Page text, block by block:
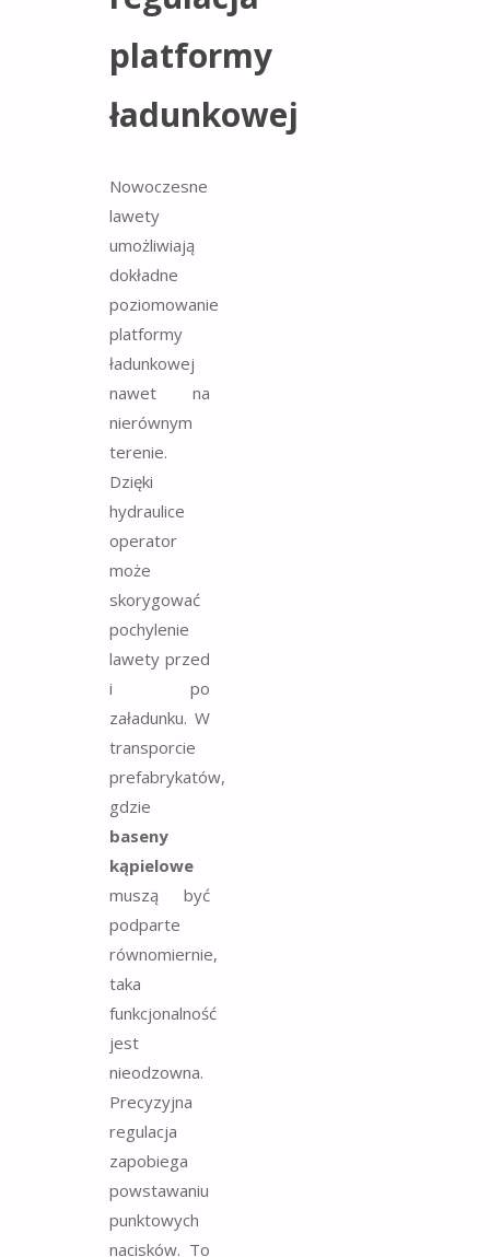
platformy
ładunkowej
Nowoczesne
lawety
umożliwiają
dokładne
poziomowanie
platformy
ładunkowej
nawet na
nierównym
terenie.
Dzięki
hydraulice
operator
może
skorygować
pochylenie
lawety przed
i po
załadunku. W
transporcie
prefabrykatów,
gdzie
baseny
kąpielowe
muszą być
podparte
równomiernie,
taka
funkcjonalność
jest
nieodzowna.
Precyzyjna
regulacja
zapobiega
powstawaniu
punktowych
nacisków. To